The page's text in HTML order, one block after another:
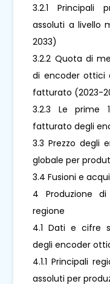
3.2.1 Principali
assoluti a livello
2033)
3.2.2 Quota di
di encoder ottici
fatturato (2023-
3.2.3 Le prime
fatturato degli
3.3 Prezzo degli
globale per
3.4 Fusioni e
4 Produzione
regione
4.1 Dati e cifre
degli encoder
4.1.1 Principali
assoluti per